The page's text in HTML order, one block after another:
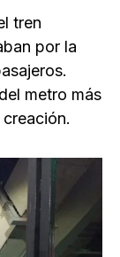
tren
por la
metro más